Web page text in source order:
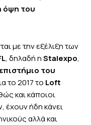
όψη του
με την εξέλιξη των
, δηλαδή ηStalexpo,
του
το 2017 το Loft
και κάποιοι
έχουν ήδη κάνει
αλλά και